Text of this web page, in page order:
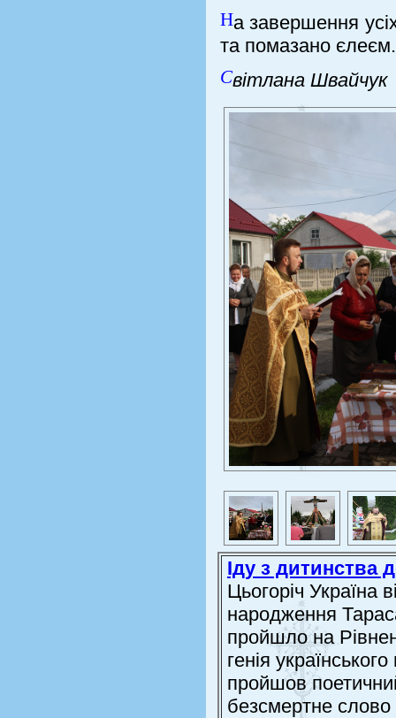
На завершення
та помазано єлеєм.
Світлана Швайчук
Іду з дитинства
Цьогоріч Україна
народження
пройшло на
генія
пройшов
безсмертне